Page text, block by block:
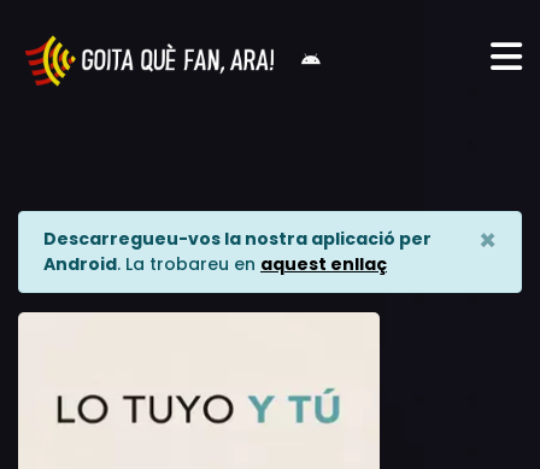
Descarregueu-vos la nostra aplicació per
Android. La trobareu en aquest enllaç
×